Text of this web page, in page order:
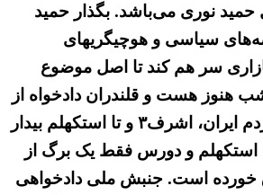
نوری می‌باشد. بگذار حمید
سیاسی و هوچیگریهای
سر هم کند تا اصل موضوع
شب هنوز هست و قلندران دادخواه از
خاورانهای ایران، مردم ایران، اشرف۳ و تا استکهلم بیدار
استکهلم و دورس فقط یک برگ از
خورده است. جنبش ملی دادخواهی